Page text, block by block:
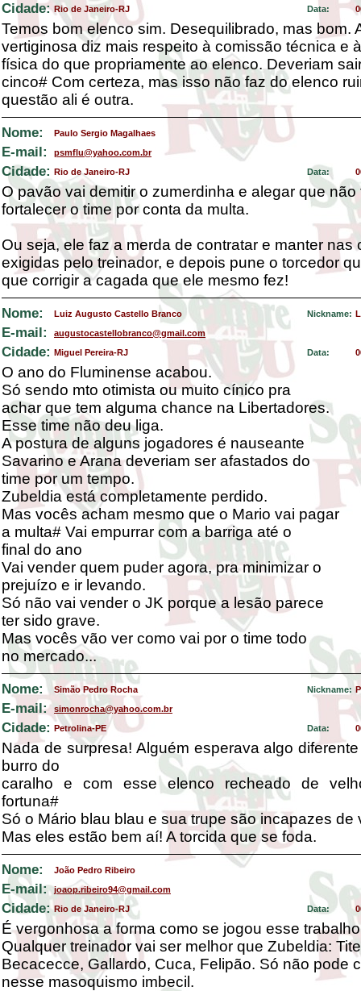
Cidade: Rio de Janeiro-RJ Data:
Temos bom elenco sim. Desequilibrado, mas bom.
vertiginosa diz mais respeito à comissão técnica e
física do que propriamente ao elenco. Deveriam
cinco# Com certeza, mas isso não faz do elenco
questão ali é outra.
Nome: Paulo Sergio Magalhaes
E-mail: psmflu@yahoo.com.br
Cidade: Rio de Janeiro-RJ Data:
O pavão vai demitir o zumerdinha e alegar que não
fortalecer o time por conta da multa.
Ou seja, ele faz a merda de contratar e manter nas
exigidas pelo treinador, e depois pune o torcedor
que corrigir a cagada que ele mesmo fez!
Nome: Luiz Augusto Castello Branco Nickname:
E-mail: augustocastellobranco@gmail.com
Cidade: Miguel Pereira-RJ Data:
O ano do Fluminense acabou.
Só sendo mto otimista ou muito cínico pra
achar que tem alguma chance na Libertadores.
Esse time não deu liga.
A postura de alguns jogadores é nauseante
Savarino e Arana deveriam ser afastados do
time por um tempo.
Zubeldia está completamente perdido.
Mas vocês acham mesmo que o Mario vai pagar
a multa# Vai empurrar com a barriga até o
final do ano
Vai vender quem puder agora, pra minimizar o
prejuízo e ir levando.
Só não vai vender o JK porque a lesão parece
ter sido grave.
Mas vocês vão ver como vai por o time todo
no mercado...
Nome: Simão Pedro Rocha Nickname:
E-mail: simonrocha@yahoo.com.br
Cidade: Petrolina-PE Data:
Nada de surpresa! Alguém esperava algo
burro do
caralho e com esse elenco recheado de
fortuna#
Só o Mário blau blau e sua trupe são incapazes de
Mas eles estão bem aí! A torcida que se foda.
Nome: João Pedro Ribeiro
E-mail: joaop.ribeiro94@gmail.com
Cidade: Rio de Janeiro-RJ Data:
É vergonhosa a forma como se jogou esse
Qualquer treinador vai ser melhor que Zubeldia:
Becacecce, Gallardo, Cuca, Felipão. Só não pode
nesse masoquismo imbecil.